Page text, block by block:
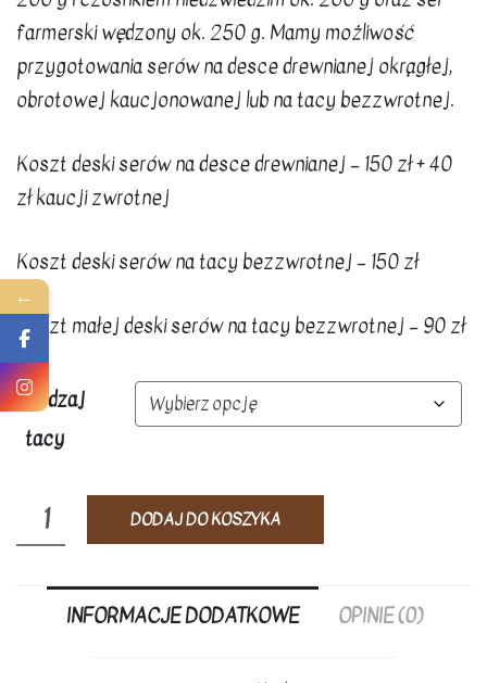
farmerski wędzony ok. 250 g. Mamy możliwość
przygotowania serów na desce drewnianej okrągłej,
obrotowej kaucjonowanej lub na tacy bezzwrotnej.
Koszt deski serów na desce drewnianej – 150 zł + 40
zł kaucji zwrotnej
Koszt deski serów na tacy bezzwrotnej – 150 zł
Koszt małej deski serów na tacy bezzwrotnej – 90 zł
Rodzaj
tacy
ilość
Deska
DODAJ DO KOSZYKA
INFORMACJE DODATKOWE OPINIE (0)
←